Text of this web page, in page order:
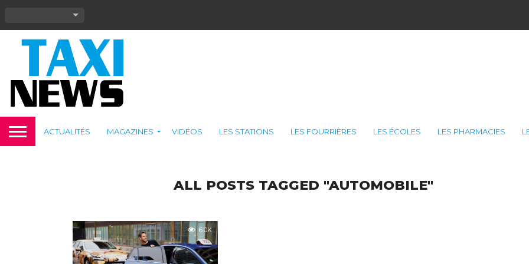
ACTUALITÉS MAGAZINES VIDÉOS LES STATIONS LES FOURRIÈRES LES ÉCOLES LES PHARMACIES
ALL POSTS TAGGED "AUTOMOBILE"
6.0K